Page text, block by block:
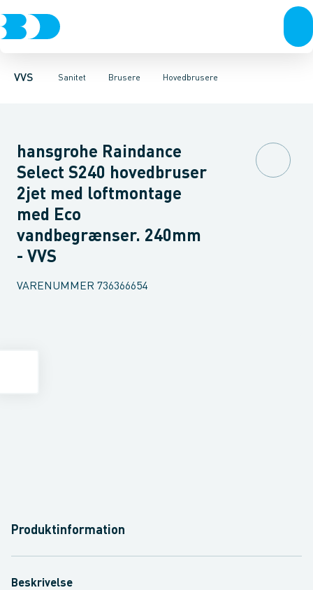
VVS Sanitet
Rør & fittingsPressfittings & rørKuglehaner & ventiler
Brusere
Toiletter, sæder og cisterner VaskeArmaturer
Hovedbrusere
HåndbrusereBruseslanger BrusesætBrusestænger
hansgrohe Raindance
Select S240 hovedbruser
2jet med loftmontage
med Eco
vandbegrænser. 240mm
- VVS
VARENUMMER 736366654
Produktinformation
Beskrivelse